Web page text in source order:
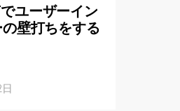
ユーザーイン
壁打ちをする
日